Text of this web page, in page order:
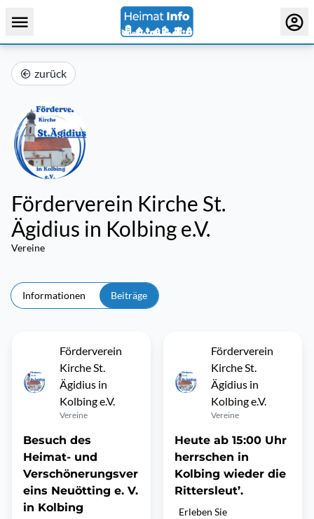
zurück
Förderverein Kirche St.
Ägidius in Kolbing e.V.
Vereine
Informationen Beiträge
Förderverein
Kirche St.
Ägidius in
Kolbing e.V.
Vereine
Besuch des
Heimat- und
Verschönerungsver
eins Neuötting e. V.
in Kolbing
Förderverein
Kirche St.
Ägidius in
Kolbing e.V.
Vereine
Heute ab 15:00 Uhr
herrschen in
Kolbing wieder die
Rittersleut’.
Erleben Sie